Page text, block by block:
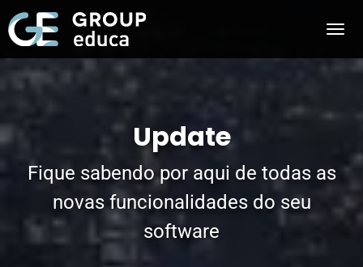
Update
Fique sabendo por aqui de todas as
novas funcionalidades do seu
software